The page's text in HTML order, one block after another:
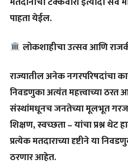
पाहता येईल.
लोकशाहीचा उत्सव आणि
राज्यातील अनेक नगरपरिषदांचा
निवडणुका अत्यंत महत्त्वाच्या ठरत
संस्थांमधूनच जनतेच्या मूलभूत
शिक्षण, स्वच्छता – यांचा प्रश्न थेट
प्रत्येक मतदाराच्या दृष्टीने या
ठरणार आहेत.